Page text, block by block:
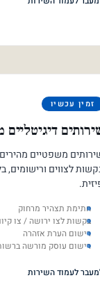
זמין עכשיו
דיגיטליים
משפטיים
לצווים ורישומים,
חתימת תצהיר מרחוק
בקשות לצו ירושה / צו
רישום הערת אזהרה
רישום עוסק מורשה
לעמוד השירות